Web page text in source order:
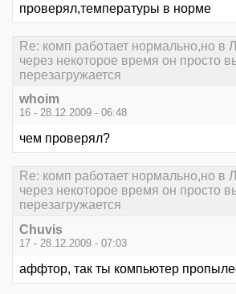
проверял,температуры в норме
Re: комп работает нормально,но
через некоторое время он просто
перезагружается
whoim
16 - 28.12.2009 - 06:48
чем проверял?
Re: комп работает нормально,но
через некоторое время он просто
перезагружается
Chuvis
17 - 28.12.2009 - 07:03
аффтор, так ты компьютер